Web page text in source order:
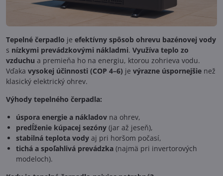
Tepelné čerpadlo je efektívny spôsob ohrevu bazénovej vody
s nízkymi prevádzkovými nákladmi. Využíva teplo zo
vzduchu a premieňa ho na energiu, ktorou zohrieva vodu.
Vďaka vysokej účinnosti (COP 4–6) je výrazne úspornejšie než
klasický elektrický ohrev.
Výhody tepelného čerpadla:
úspora energie a nákladov na ohrev,
predĺženie kúpacej sezóny (jar až jeseň),
stabilná teplota vody aj pri horšom počasí,
tichá a spoľahlivá prevádzka (najmä pri invertorových
modeloch).